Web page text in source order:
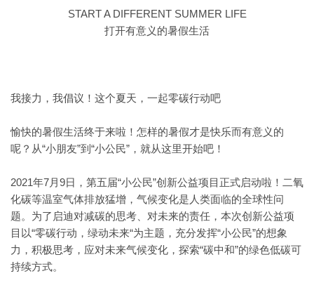
START A DIFFERENT SUMMER LIFE
打开有意义的暑假生活
我接力，我倡议！这个夏天，一起零碳行动吧
愉快的暑假生活终于来啦！怎样的暑假才是快乐而有意义的
呢？从“小朋友”到“小公民”，就从这里开始吧！
2021年7月9日，第五届“小公民”创新公益项目正式启动啦！二氧
化碳等温室气体排放猛增，气候变化是人类面临的全球性问
题。为了启迪对减碳的思考、对未来的责任，本次创新公益项
目以“零碳行动，绿动未来“为主题，充分发挥“小公民”的想象
力，积极思考，应对未来气候变化，探索“碳中和”的绿色低碳可
持续方式。